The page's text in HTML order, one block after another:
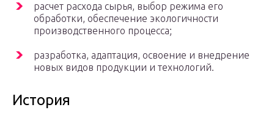
расчет расхода сырья, выбор режима его
обработки, обеспечение экологичности
производственного процесса;
разработка, адаптация, освоение и внедрение
новых видов продукции и технологий.
История